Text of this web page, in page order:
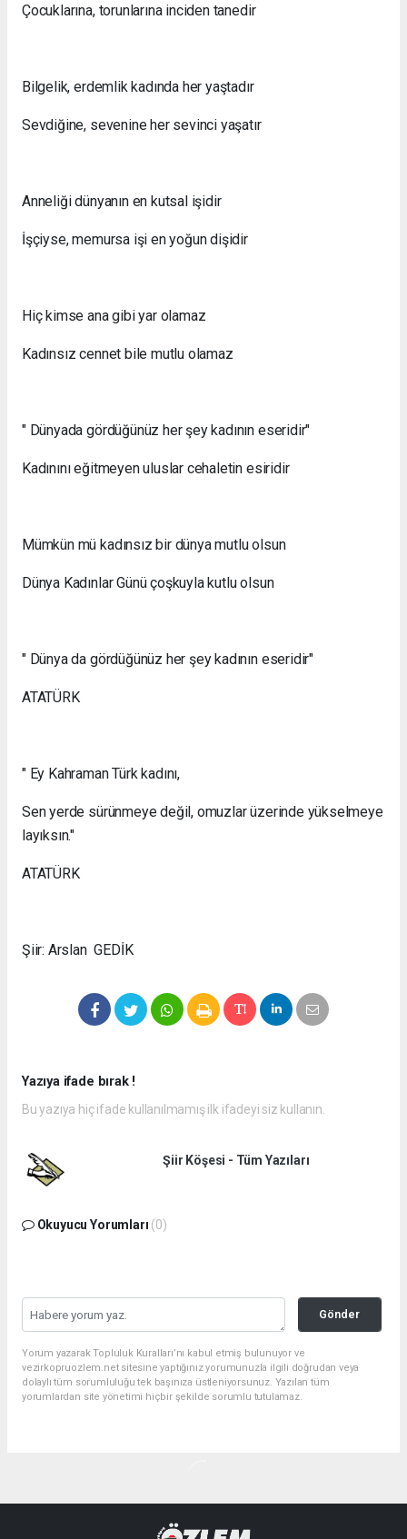
Çocuklarına, torunlarına inciden tanedir
Bilgelik, erdemlik kadında her yaştadır
Sevdiğine, sevenine her sevinci yaşatır
Anneliği dünyanın en kutsal işidir
İşçiyse, memursa işi en yoğun dişidir
Hiç kimse ana gibi yar olamaz
Kadınsız cennet bile mutlu olamaz
" Dünyada gördüğünüz her şey kadının eseridir"
Kadınını eğitmeyen uluslar cehaletin esiridir
Mümkün mü kadınsız bir dünya mutlu olsun
Dünya Kadınlar Günü çoşkuyla kutlu olsun
" Dünya da gördüğünüz her şey kadının eseridir"
ATATÜRK
" Ey Kahraman Türk kadını,
Sen yerde sürünmeye değil, omuzlar üzerinde yükselmeye
layıksın."
ATATÜRK
Şiir: Arslan GEDİK
Yazıya ifade bırak !
Bu yazıya hiç ifade kullanılmamış ilk ifadeyi siz kullanın.
Şiir Köşesi - Tüm Yazıları
Okuyucu Yorumları (0)
Gönder
Yorum yazarak Topluluk Kuralları’nı kabul etmiş bulunuyor ve
vezirkopruozlem.net sitesine yaptığınız yorumunuzla ilgili doğrudan veya
dolaylı tüm sorumluluğu tek başınıza üstleniyorsunuz. Yazılan tüm
yorumlardan site yönetimi hiçbir şekilde sorumlu tutulamaz.